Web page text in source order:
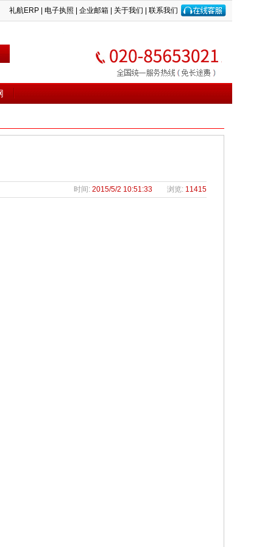
礼航ERP 电子执照 企业邮箱 关于我们 联系我们
时间: 2015/5/2 10:51:33 浏览: 11415